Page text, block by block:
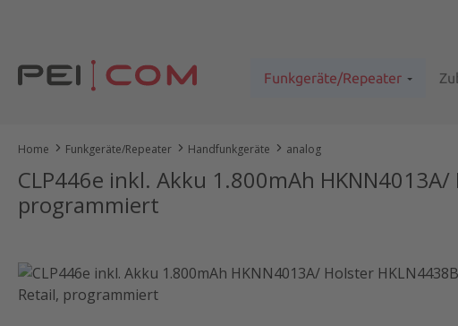
Funkgeräte/Repeater
Home Funkgeräte/Repeater Handfunkgeräte analog
CLP446e inkl. Akku 1.800mAh
programmiert
Bildergalerie überspringen